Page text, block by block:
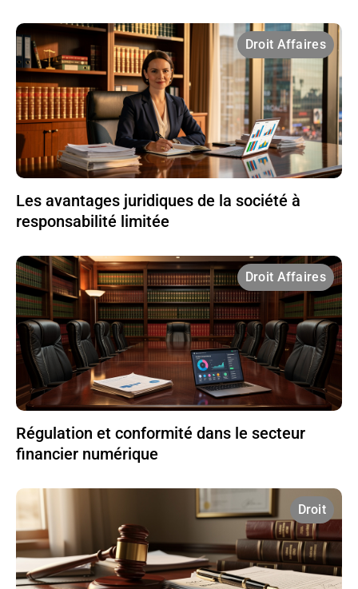
Droit Affaires
Les avantages juridiques de la société à
responsabilité limitée
Droit Affaires
Régulation et conformité dans le secteur
financier numérique
Droit